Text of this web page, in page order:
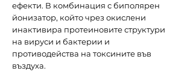
ефекти. В комбинация с биполярен
йонизатор, който чрез окислени
инактивира протеиновите структури
на вируси и бактерии и
противодейства на токсините във
въздуха.